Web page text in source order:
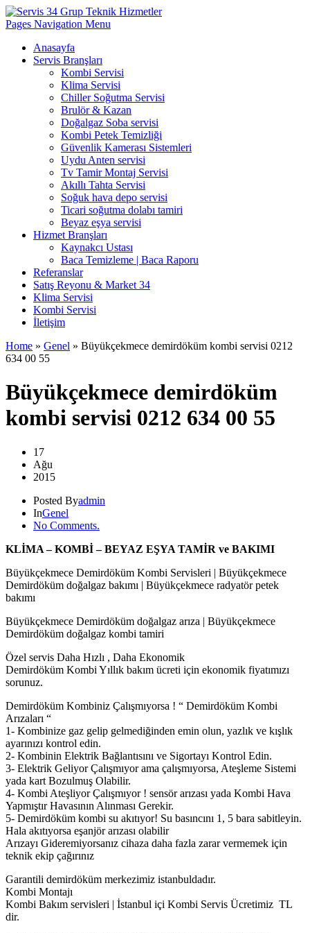
Pages Navigation Menu
Anasayfa
Servis Branşları
Kombi Servisi
Klima Servisi
Chiller Soğutma Servisi
Brulör & Kazan
Doğalgaz Soba servisi
Kombi Petek Temizliği
Güvenlik Kamerası Sistemleri
Uydu Anten servisi
Tv Tamir Montaj Servisi
Akıllı Tahta Servisi
Soğuk hava depo servisi
Ticari soğutma dolabı tamiri
Beyaz eşya servisi
Hizmet Branşları
Kaynakcı Ustası
Baca Temizleme | Baca Raporu
Referanslar
Satış Reyonu & Market 34
Klima Servisi
Kombi Servisi
İletişim
Home » Genel » Büyükçekmece demirdöküm kombi servisi 0212
634 00 55
Büyükçekmece demirdöküm
kombi servisi 0212 634 00 55
17
Ağu
2015
Posted Byadmin
InGenel
No Comments.
KLİMA – KOMBİ – BEYAZ EŞYA TAMİR ve BAKIMI
Büyükçekmece Demirdöküm Kombi Servisleri | Büyükçekmece
Demirdöküm doğalgaz bakımı | Büyükçekmece radyatör petek
bakımı
Büyükçekmece Demirdöküm doğalgaz arıza | Büyükçekmece
Demirdöküm doğalgaz kombi tamiri
Özel servis Daha Hızlı , Daha Ekonomik
Demirdöküm Kombi Yıllık bakım ücreti için ekonomik fiyatımızı
sorunuz.
Demirdöküm Kombiniz Çalışmıyorsa ! “ Demirdöküm Kombi
Arızaları “
1- Kombinize gaz gelip gelmediğinden emin olun, yazlık ve kışlık
ayarınızı kontrol edin.
2- Kombinin Elektrik Bağlantısını ve Sigortayı Kontrol Edin.
3- Elektrik Geliyor Çalışmıyor ama çalışmıyorsa, Ateşleme Sistemi
yada kart Bozulmuş Olabilir.
4- Kombi Ateşliyor Çalışmıyor ! sensör arızası yada Kombi Hava
Yapmıştır Havasının Alınması Gerekir.
5- Demirdöküm kombi su akıtıyor! Su basıncını 1, 5 bara sabitleyin.
Hala akıtıyorsa eşanjör arızası olabilir
Arızayı Gideremiyorsanız cihaza daha fazla zarar vermemek için
teknik ekip çağırınız
Garantili demirdöküm merkezimiz istanbuldadır.
Kombi Montajı
Kombi Bakım servisleri | İstanbul içi Kombi Servis Ücretimiz TL
dir.